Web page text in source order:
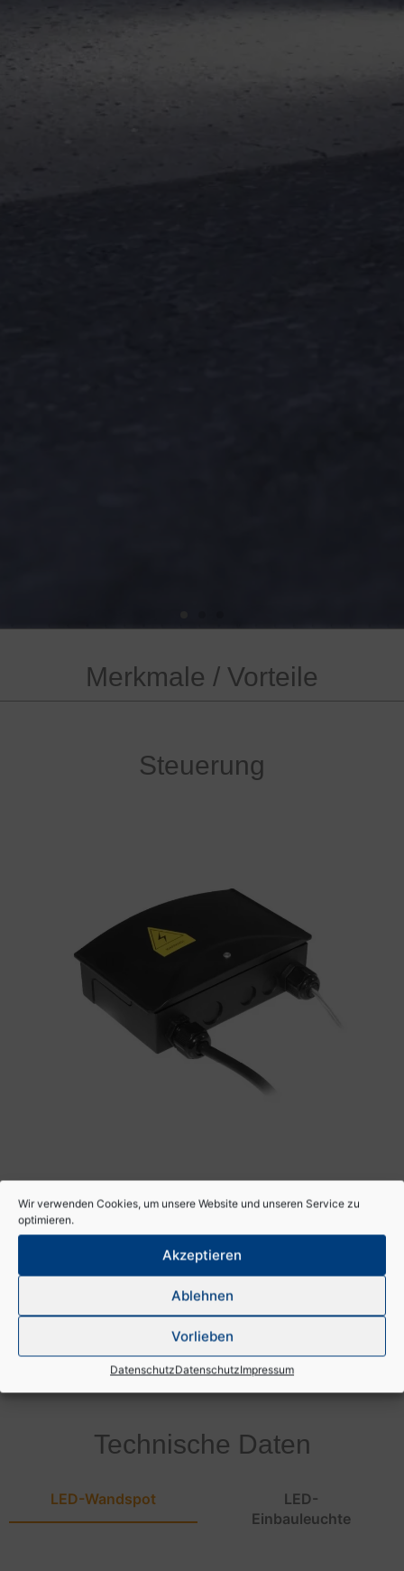
Wir verwenden Cookies, um unsere Website und unseren Service zu
optimieren.
Akzeptieren
Ablehnen
Vorlieben
DatenschutzDatenschutzImpressum
Merkmale / Vorteile
Steuerung
ST LED RS 868
Verschiedene Modi über Handsendertasten direkt
Hochwertige steckbare Kabelverbindungen in
Technische Daten
LED-Wandspot
LED-
Einbauleuchte